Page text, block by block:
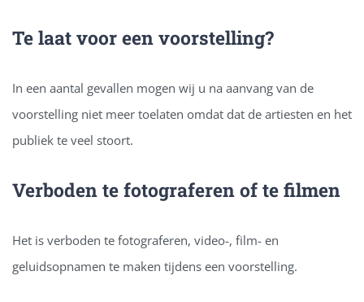
Te laat voor een voorstelling?
In een aantal gevallen mogen wij u na aanvang van de
voorstelling niet meer toelaten omdat dat de artiesten en het
publiek te veel stoort.
Verboden te fotograferen of te filmen
Het is verboden te fotograferen, video-, film- en
geluidsopnamen te maken tijdens een voorstelling.